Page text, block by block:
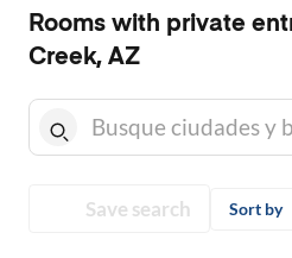
Rooms with private
Creek, AZ
Save search Sort by